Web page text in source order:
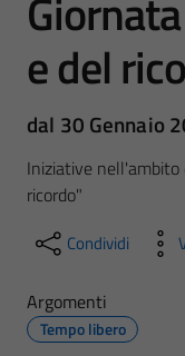
e del
dal 30 Gennaio
Iniziative nell'ambito
ricordo"
Condividi
Argomenti
Tempo libero